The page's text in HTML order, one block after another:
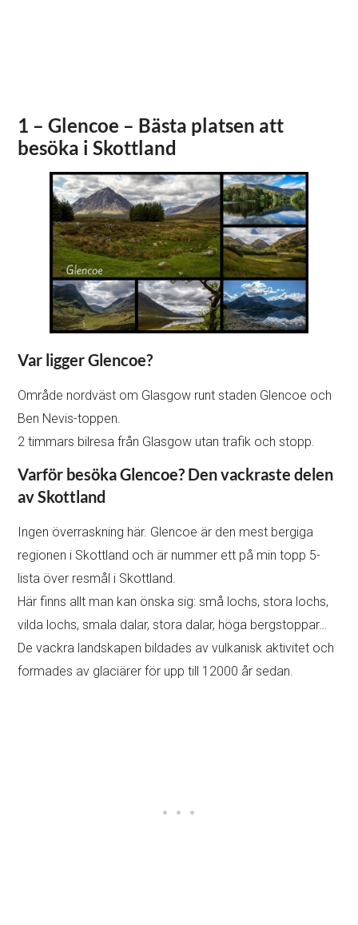
1 – Glencoe – Bästa platsen att
besöka i Skottland
Var ligger Glencoe?
Område nordväst om Glasgow runt staden Glencoe och
Ben Nevis-toppen.
2 timmars bilresa från Glasgow utan trafik och stopp.
Varför besöka Glencoe? Den vackraste delen
av Skottland
Ingen överraskning här. Glencoe är den mest bergiga
regionen i Skottland och är nummer ett på min topp 5-
lista över resmål i Skottland.
Här finns allt man kan önska sig: små lochs, stora lochs,
vilda lochs, smala dalar, stora dalar, höga bergstoppar…
De vackra landskapen bildades av vulkanisk aktivitet och
formades av glaciärer för upp till 12000 år sedan.